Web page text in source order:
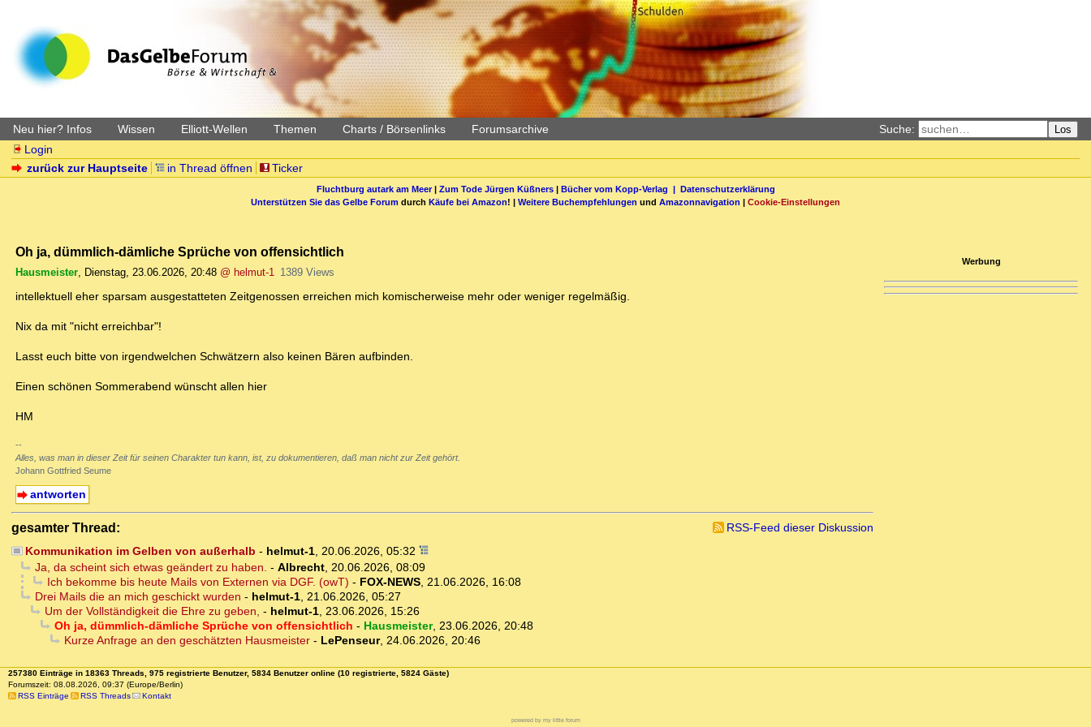
Neu hier? Infos Wissen Elliott-Wellen Themen Charts / Börsenlinks Forumsarchive Suche: Los
Login
zurück zur Hauptseite
in Thread öffnen Ticker
Fluchtburg autark am Meer| Zum Tode Jürgen Küßners| Bücher vom Kopp-Verlag | Datenschutzerklärung
Unterstützen Sie das Gelbe Forum durch Käufe bei Amazon! | Weitere Buchempfehlungen und Amazonnavigation | Cookie-Einstellungen
Oh ja, dümmlich-dämliche Sprüche von offensichtlich
Hausmeister, Dienstag, 23.06.2026, 20:48 @ helmut-1 1389 Views
intellektuell eher sparsam ausgestatteten Zeitgenossen erreichen mich komischerweise mehr oder weniger regelmäßig.
Nix da mit "nicht erreichbar"!
Lasst euch bitte von irgendwelchen Schwätzern also keinen Bären aufbinden.
Einen schönen Sommerabend wünscht allen hier
HM
--
Alles, was man in dieser Zeit für seinen Charakter tun kann, ist, zu dokumentieren, daß man nicht zur Zeit gehört.
Johann Gottfried Seume
antworten
gesamter Thread:
RSS-Feed dieser Diskussion
Kommunikation im Gelben von außerhalb - helmut-1, 20.06.2026, 05:32
Ja, da scheint sich etwas geändert zu haben. - Albrecht, 20.06.2026, 08:09
Ich bekomme bis heute Mails von Externen via DGF. (owT) - FOX-NEWS, 21.06.2026, 16:08
Drei Mails die an mich geschickt wurden - helmut-1, 21.06.2026, 05:27
Um der Vollständigkeit die Ehre zu geben, - helmut-1, 23.06.2026, 15:26
Oh ja, dümmlich-dämliche Sprüche von offensichtlich - Hausmeister, 23.06.2026, 20:48
Kurze Anfrage an den geschätzten Hausmeister- LePenseur, 24.06.2026, 20:46
Werbung
257380 Einträge in 18363 Threads, 975 registrierte Benutzer, 5834 Benutzer online (10 registrierte, 5824 Gäste)
Forumszeit: 08.08.2026, 09:37 (Europe/Berlin)
RSS Einträge
RSS Threads Kontakt
powered by my little forum